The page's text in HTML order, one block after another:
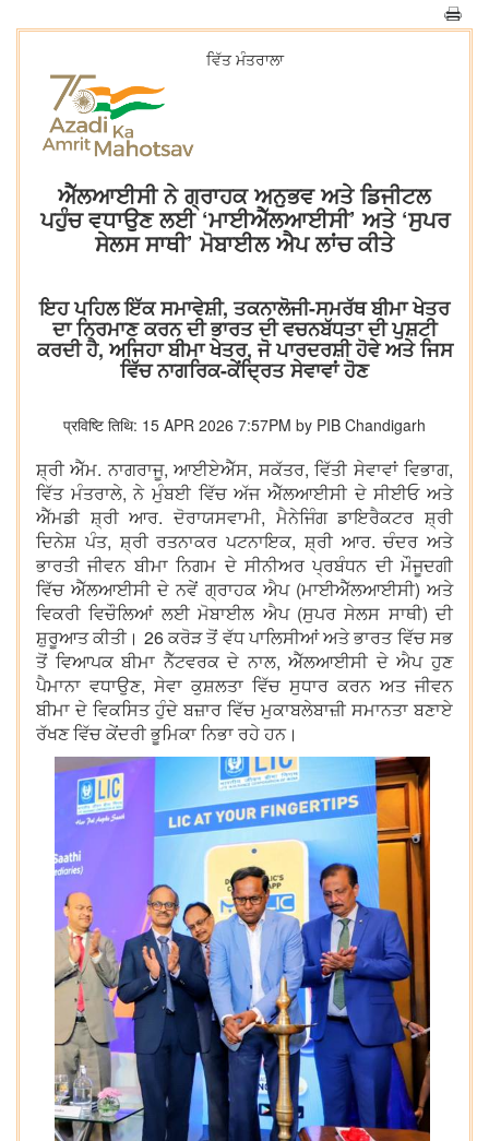
ਵਿੱਤ ਮੰਤਰਾਲਾ
ਐੱਲਆਈਸੀ ਨੇ ਗ੍ਰਾਹਕ ਅਨੁਭਵ ਅਤੇ ਡਿਜੀਟਲ
ਪਹੁੰਚ ਵਧਾਉਣ ਲਈ ‘ਮਾਈਐੱਲਆਈਸੀ’ ਅਤੇ ‘ਸੁਪਰ
ਸੇਲਸ ਸਾਥੀ’ ਮੋਬਾਈਲ ਐਪ ਲਾਂਚ ਕੀਤੇ
ਇਹ ਪਹਿਲ ਇੱਕ ਸਮਾਵੇਸ਼ੀ, ਤਕਨਾਲੋਜੀ-ਸਮਰੱਥ ਬੀਮਾ ਖੇਤਰ
ਦਾ ਨਿਰਮਾਣ ਕਰਨ ਦੀ ਭਾਰਤ ਦੀ ਵਚਨਬੱਧਤਾ ਦੀ ਪੁਸ਼ਟੀ
ਕਰਦੀ ਹੈ, ਅਜਿਹਾ ਬੀਮਾ ਖੇਤਰ, ਜੋ ਪਾਰਦਰਸ਼ੀ ਹੋਵੇ ਅਤੇ ਜਿਸ
ਵਿੱਚ ਨਾਗਰਿਕ-ਕੇਂਦ੍ਰਿਤ ਸੇਵਾਵਾਂ ਹੋਣ
प्रविष्टि तिथि: 15 APR 2026 7:57PM by PIB Chandigarh
ਸ਼੍ਰੀ ਐੱਮ. ਨਾਗਰਾਜੂ, ਆਈਏਐੱਸ, ਸਕੱਤਰ, ਵਿੱਤੀ ਸੇਵਾਵਾਂ ਵਿਭਾਗ,
ਵਿੱਤ ਮੰਤਰਾਲੇ, ਨੇ ਮੁੰਬਈ ਵਿੱਚ ਅੱਜ ਐੱਲਆਈਸੀ ਦੇ ਸੀਈਓ ਅਤੇ
ਐੱਮਡੀ ਸ਼੍ਰੀ ਆਰ. ਦੋਰਾਯਸਵਾਮੀ, ਮੈਨੇਜਿੰਗ ਡਾਇਰੈਕਟਰ ਸ਼੍ਰੀ
ਦਿਨੇਸ਼ ਪੰਤ, ਸ਼੍ਰੀ ਰਤਨਾਕਰ ਪਟਨਾਇਕ, ਸ਼੍ਰੀ ਆਰ. ਚੰਦਰ ਅਤੇ
ਭਾਰਤੀ ਜੀਵਨ ਬੀਮਾ ਨਿਗਮ ਦੇ ਸੀਨੀਅਰ ਪ੍ਰਬੰਧਨ ਦੀ ਮੌਜੂਦਗੀ
ਵਿੱਚ ਐੱਲਆਈਸੀ ਦੇ ਨਵੇਂ ਗ੍ਰਾਹਕ ਐਪ (ਮਾਈਐੱਲਆਈਸੀ) ਅਤੇ
ਵਿਕਰੀ ਵਿਚੌਲਿਆਂ ਲਈ ਮੋਬਾਈਲ ਐਪ (ਸੁਪਰ ਸੇਲਸ ਸਾਥੀ) ਦੀ
ਸ਼ੁਰੂਆਤ ਕੀਤੀ। 26 ਕਰੋੜ ਤੋਂ ਵੱਧ ਪਾਲਿਸੀਆਂ ਅਤੇ ਭਾਰਤ ਵਿੱਚ ਸਭ
ਤੋਂ ਵਿਆਪਕ ਬੀਮਾ ਨੈੱਟਵਰਕ ਦੇ ਨਾਲ, ਐੱਲਆਈਸੀ ਦੇ ਐਪ ਹੁਣ
ਪੈਮਾਨਾ ਵਧਾਉਣ, ਸੇਵਾ ਕੁਸ਼ਲਤਾ ਵਿੱਚ ਸੁਧਾਰ ਕਰਨ ਅਤ ਜੀਵਨ
ਬੀਮਾ ਦੇ ਵਿਕਸਿਤ ਹੁੰਦੇ ਬਜ਼ਾਰ ਵਿੱਚ ਮੁਕਾਬਲੇਬਾਜ਼ੀ ਸਮਾਨਤਾ ਬਣਾਏ
ਰੱਖਣ ਵਿੱਚ ਕੇਂਦਰੀ ਭੂਮਿਕਾ ਨਿਭਾ ਰਹੇ ਹਨ।